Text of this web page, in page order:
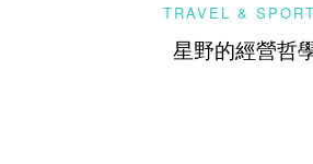
TRAVEL &
星野的經營哲